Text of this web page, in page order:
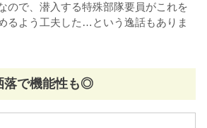
ので、潜入する特殊部隊要員がこれを
るよう工夫した…という逸話もありま
落で機能性も◎